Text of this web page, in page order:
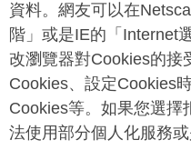
資料。網友可以在
階」或是IE的「 Internet
改瀏覽器對Cookies的接
Cookies、設定Cookies
Cookies等。如果您選擇
法使用部分個人化服務或